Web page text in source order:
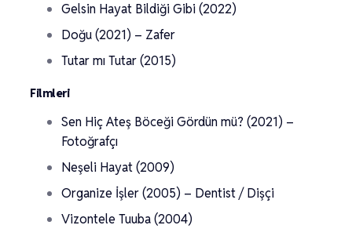
Gelsin Hayat Bildiği Gibi (2022)
Doğu (2021) – Zafer
Tutar mı Tutar (2015)
Filmleri
Sen Hiç Ateş Böceği Gördün mü? (2021) –
Fotoğrafçı
Neşeli Hayat (2009)
Organize İşler (2005) – Dentist / Dişçi
Vizontele Tuuba (2004)